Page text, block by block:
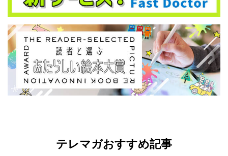
テレマガおすすめ記事